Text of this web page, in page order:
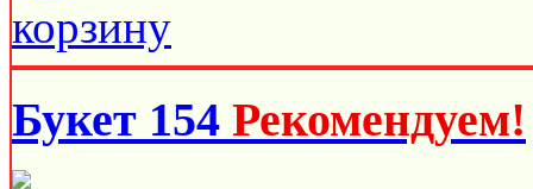
Букет 154 Рекомендуем!